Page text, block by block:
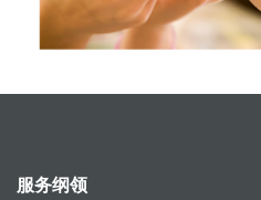
服务纲领